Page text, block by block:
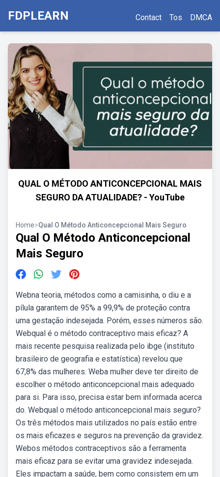
FDPLEARN Contact Tos DMCA
QUAL O MÉTODO ANTICONCEPCIONAL MAIS
SEGURO DA ATUALIDADE? - YouTube
Home>Qual O Método Anticoncepcional Mais Seguro
Qual O Método Anticoncepcional
Mais Seguro
Webna teoria, métodos como a camisinha, o diu e a
pílula garantem de 95% a 99,9% de proteção contra
uma gestação indesejada. Porém, esses números são.
Webqual é o método contraceptivo mais eficaz? A
mais recente pesquisa realizada pelo ibge (instituto
brasileiro de geografia e estatística) revelou que
67,8% das mulheres. Weba mulher deve ter direito de
escolher o método anticoncepcional mais adequado
para si. Para isso, precisa estar bem informada acerca
do. Webqual o método anticoncepcional mais seguro?
Os três métodos mais utilizados no país estão entre
os mais eficazes e seguros na prevenção da gravidez.
Webos métodos contraceptivos são a ferramenta
mais eficaz para se evitar uma gravidez indesejada.
Eles impactam a saúde, bem como consistem em um